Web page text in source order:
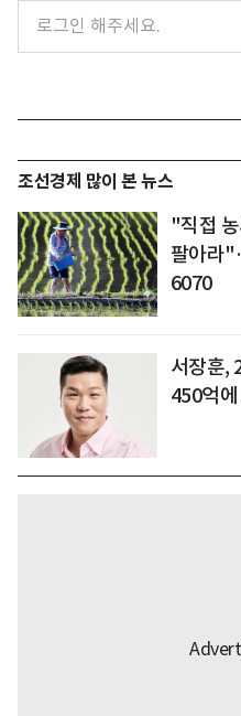
조선경제 많이 본 뉴스
"직접
팔아라
6070
서장훈,
450억